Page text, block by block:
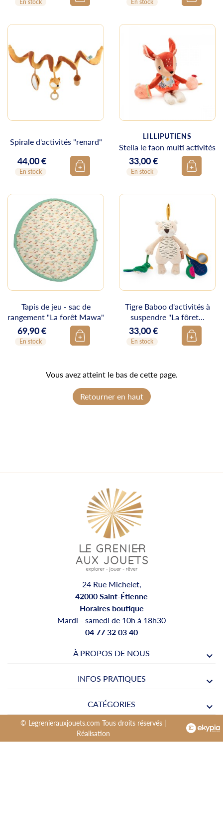
Spirale d'activités "renard"
Prix
44,00 €
En stock
LILLIPUTIENS
Stella le faon multi activités
Prix
33,00 €
En stock
Tapis de jeu - sac de
rangement "La forêt Mawa"
Prix
69,90 €
En stock
Tigre Baboo d'activités à
suspendre "La fôret...
Prix
33,00 €
En stock
Vous avez atteint le bas de cette page.
Retourner en haut
24 Rue Michelet,
42000 Saint-Étienne
Horaires boutique
Mardi - samedi de 10h à 18h30
04 77 32 03 40
À PROPOS DE NOUS
INFOS PRATIQUES
CATÉGORIES
© Legrenierauxjouets.com Tous droits réservés |
Réalisation